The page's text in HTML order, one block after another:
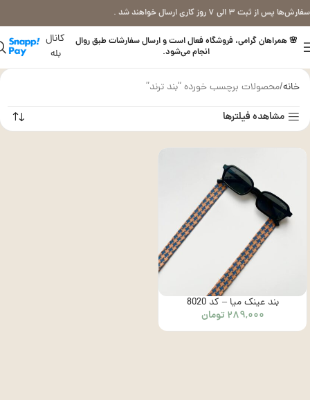
سفارش‌ها پس از ثبت ۳ الی ۷ روز کاری ارسال خواهند شد .
🌸 همراهان گرامی، فروشگاه فعال است و ارسال سفارشات طبق روال
انجام می‌شود.
کانال
بله
خانه محصولات برچسب خورده “بند ترند”
مشاهده فیلترها
بند عینک میا – کد 8020
۲۸۹,۰۰۰ تومان